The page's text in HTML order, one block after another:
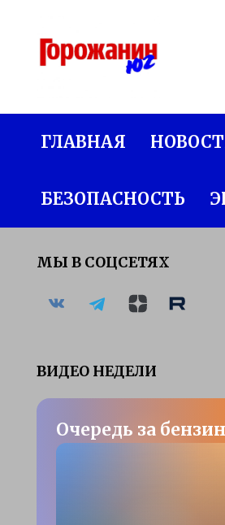
содержанию
ГЛАВНАЯ
БЕЗОПАСНОСТЬ
МЫ В СОЦСЕТЯХ
ВИДЕО НЕДЕЛИ
Очередь за